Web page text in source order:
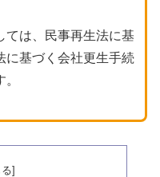
ては、民事再生法に基
に基づく会社更生手続